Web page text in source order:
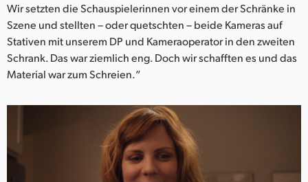
Wir setzten die Schauspielerinnen vor einem der Schränke in
Szene und stellten – oder quetschten – beide Kameras auf
Stativen mit unserem DP und Kameraoperator in den zweiten
Schrank. Das war ziemlich eng. Doch wir schafften es und das
Material war zum Schreien.“